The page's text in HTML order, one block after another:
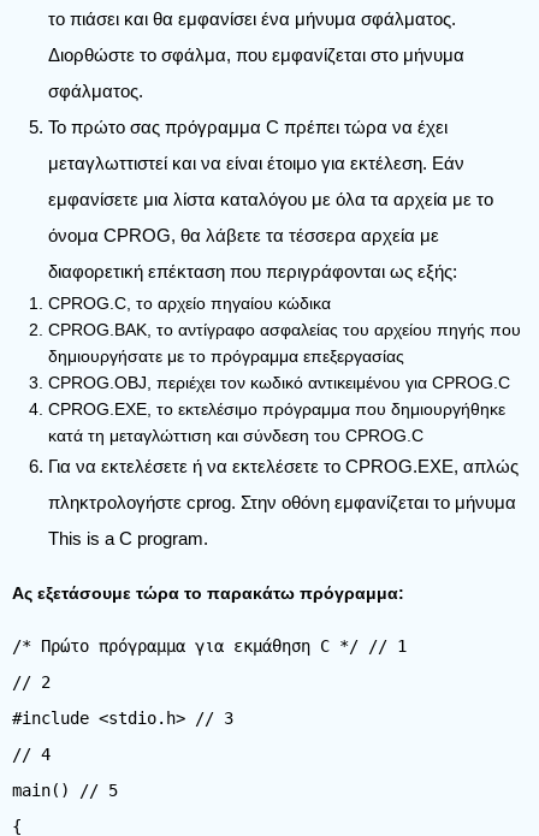
το πιάσει και θα εμφανίσει ένα μήνυμα σφάλματος.
Διορθώστε το σφάλμα, που εμφανίζεται στο μήνυμα
σφάλματος.
Το πρώτο σας πρόγραμμα C πρέπει τώρα να έχει
μεταγλωττιστεί και να είναι έτοιμο για εκτέλεση. Εάν
εμφανίσετε μια λίστα καταλόγου με όλα τα αρχεία με το
όνομα CPROG, θα λάβετε τα τέσσερα αρχεία με
διαφορετική επέκταση που περιγράφονται ως εξής:
CPROG.C, το αρχείο πηγαίου κώδικα
CPROG.BAK, το αντίγραφο ασφαλείας του αρχείου πηγής που
δημιουργήσατε με το πρόγραμμα επεξεργασίας
CPROG.OBJ, περιέχει τον κωδικό αντικειμένου για CPROG.C
CPROG.EXE, το εκτελέσιμο πρόγραμμα που δημιουργήθηκε
κατά τη μεταγλώττιση και σύνδεση του CPROG.C
Για να εκτελέσετε ή να εκτελέσετε το CPROG.EXE, απλώς
πληκτρολογήστε cprog. Στην οθόνη εμφανίζεται το μήνυμα
This is a C program.
Ας εξετάσουμε τώρα το παρακάτω πρόγραμμα:
/* Πρώτο πρόγραμμα για εκμάθηση C */ // 1
// 2
#include <stdio.h> // 3
// 4
main() // 5
{